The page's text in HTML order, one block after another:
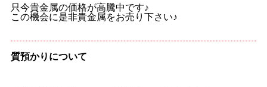
只今貴金属の価格が高騰中です♪
この機会に是非貴金属をお売り下さい♪
質預かりについて